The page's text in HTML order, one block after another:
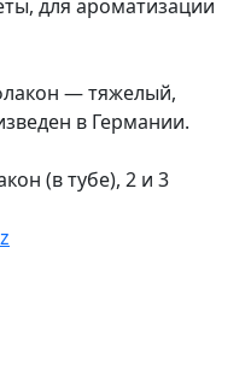
для ароматизации
— тяжелый,
в Германии.
(в тубе), 2 и 3